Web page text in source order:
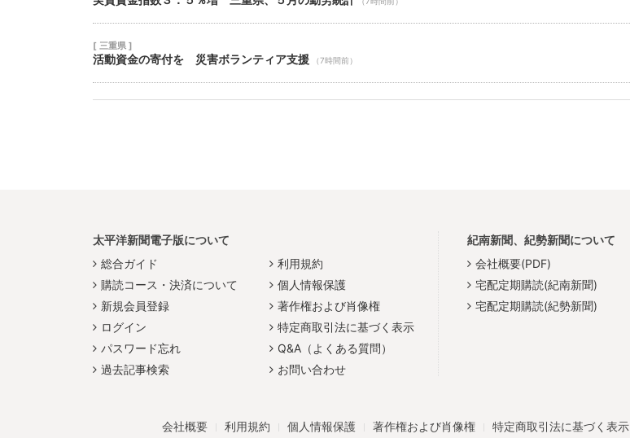
[ 三重県 ]
活動資金の寄付を 災害ボランティア支援 （7時間前）
太平洋新聞電子版について
総合ガイド
購読コース・決済について
新規会員登録
ログイン
パスワード忘れ
過去記事検索
利用規約
個人情報保護
著作権および肖像権
特定商取引法に基づく表示
Q&A（よくある質問）
お問い合わせ
紀南新聞、紀勢新聞について
会社概要(PDF)
宅配定期購読(紀南新聞)
宅配定期購読(紀勢新聞)
会社概要 利用規約 個人情報保護 著作権および肖像権 特定商取引法に基づく表示